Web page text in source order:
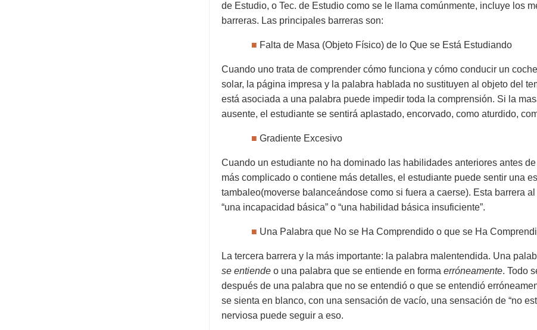
de Estudio, o Tec. de Estudio como se le llama comúnmente, incluye los
barreras. Las principales barreras son:
■ Falta de Masa (Objeto Físico) de lo Que se Está Estudiando
Cuando uno trata de comprender cómo funciona y cómo conducir un
solar, la página impresa y la palabra hablada no sustituyen al objeto del
está asociada a una palabra puede impedir toda la comprensión. Si la
ausente, el estudiante se sentirá aplastado, encorvado, como aturdido,
■ Gradiente Excesivo
Cuando un estudiante no ha dominado las habilidades anteriores antes
más complicado o contiene más detalles, el estudiante puede sentir una
tambaleo(moverse balanceándose como si fuera a caerse). Esta barrera
“una incapacidad básica” o “una habilidad básica insuficiente”.
■ Una Palabra que No se Ha Comprendido o que se Ha
La tercera barrera y la más importante: la palabra malentendida. Una
se entiende o una palabra que se entiende en forma erróneamente. Todo
después de una palabra que no se entendió o que se entendió
se sienta en blanco, con una sensación de vacío, una sensación de “no
nerviosa puede seguir a eso.